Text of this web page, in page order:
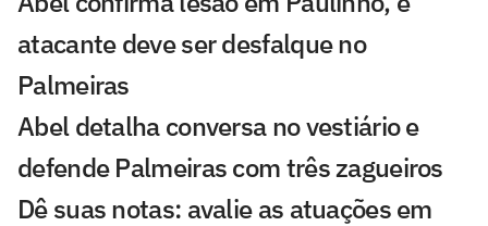
atacante deve ser desfalque no
Palmeiras
Abel detalha conversa no vestiário e
defende Palmeiras com três zagueiros
Dê suas notas: avalie as atuações em